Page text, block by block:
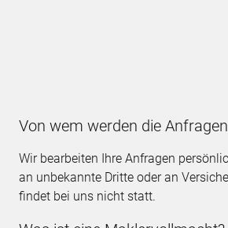
Von wem werden die
Wir bearbeiten Ihre Anfragen
an unbekannte Dritte oder an
findet bei uns nicht statt.